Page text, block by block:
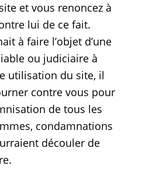
et vous renoncez à
lui de ce fait.
à faire l’objet d’une
ou judiciaire à
utilisation du site, il
contre vous pour
de tous les
condamnations
découler de